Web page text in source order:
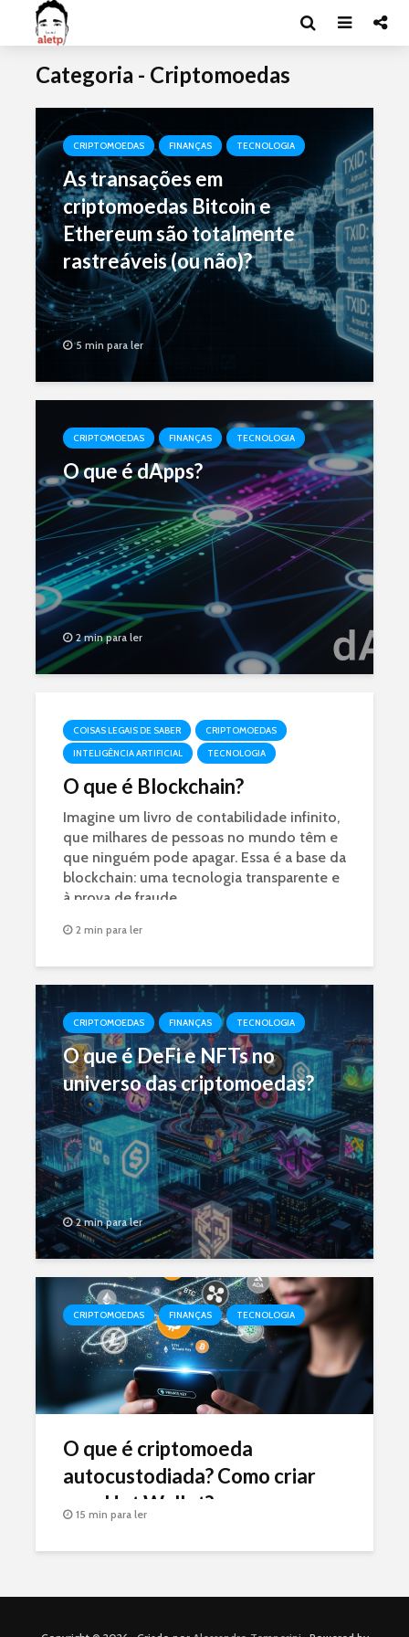
Categoria - Criptomoedas
CRIPTOMOEDAS FINANÇAS TECNOLOGIA
As transações em
criptomoedas Bitcoin e
Ethereum são totalmente
rastreáveis (ou não)?
5 min para ler
CRIPTOMOEDAS FINANÇAS TECNOLOGIA
O que é dApps?
2 min para ler
COISAS LEGAIS DE SABER
CRIPTOMOEDAS
INTELIGÊNCIA ARTIFICIAL
TECNOLOGIA
O que é Blockchain?
Imagine um livro de contabilidade infinito,
que milhares de pessoas no mundo têm e
que ninguém pode apagar. Essa é a base da
blockchain: uma tecnologia transparente e
à prova de fraude.
2 min para ler
CRIPTOMOEDAS FINANÇAS TECNOLOGIA
O que é DeFi e NFTs no
universo das criptomoedas?
2 min para ler
CRIPTOMOEDAS FINANÇAS TECNOLOGIA
O que é criptomoeda
autocustodiada? Como criar
uma Hot Wallet?
15 min para ler